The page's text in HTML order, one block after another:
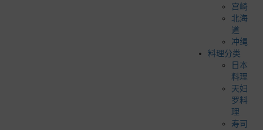
宫崎
北海
道
冲绳
料理分类
日本
料理
天妇
罗料
理
寿司